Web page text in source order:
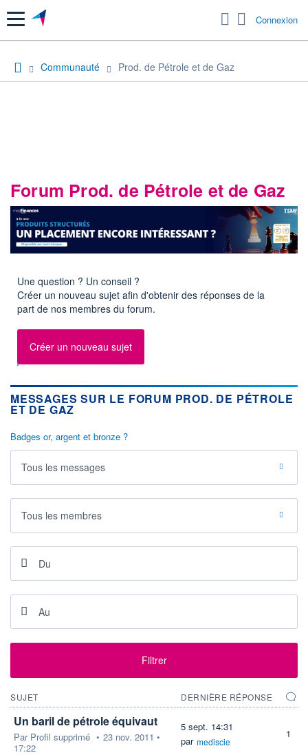
Menu Connexion
Communauté Prod. de Pétrole et de Gaz
Forum Prod. de Pétrole et de Gaz
Une question ? Un conseil ?
Créer un nouveau sujet afin d'obtenir des réponses de la
part de nos membres du forum.
Créer un nouveau sujet
MESSAGES SUR LE FORUM PROD. DE PÉTROLE
ET DE GAZ
Badges or, argent et bronze ?
Tous les messages
Tous les membres
Filtrer
SUJET DERNIÈRE RÉPONSE
Un baril de pétrole équivaut
Par Profil supprimé • 23 nov. 2011 •
17:22
5 sept. 14:31
par mediscie
1